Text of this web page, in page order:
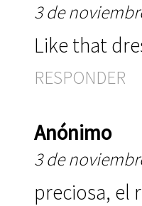
3 de
Like that
RESPONDER
Anónimo
3 de
preciosa, el